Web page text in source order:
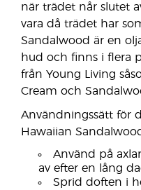
när trädet når slutet
vara då trädet har
Sandalwood är en
hud och finns i flera
från Young Living
Cream och
Användningssätt för
Hawaiian
Använd på
av efter en lång
Sprid doften i